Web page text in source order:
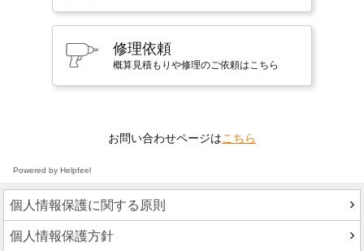
修理依頼
概算見積もりや修理のご依頼はこちら
お問い合わせページはこちら
Powered by Helpfeel
個人情報保護に関する原則
個人情報保護方針